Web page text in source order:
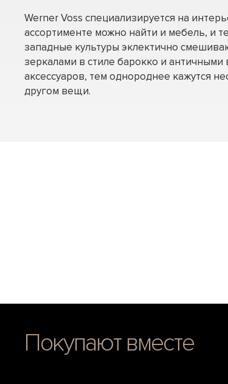
Werner Voss специализируется на
ассортименте можно найти и мебель, и
западные культуры эклектично
зеркалами в стиле барокко и
аксессуаров, тем однороднее кажутся
другом вещи.
Покупают вместе